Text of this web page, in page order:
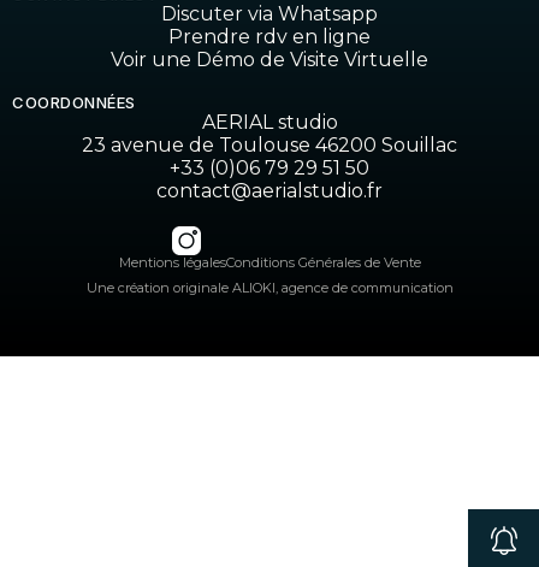
COORDONNÉES
AERIAL studio
23 avenue de Toulouse 46200 Souillac
+33 (0)06 79 29 51 50
contact@aerialstudio.fr
Discuter via Whatsapp
Prendre rdv en ligne
Voir une Démo de Visite Virtuelle
Mentions légalesConditions Générales de Vente
Une création originale ALIOKI, agence de communication